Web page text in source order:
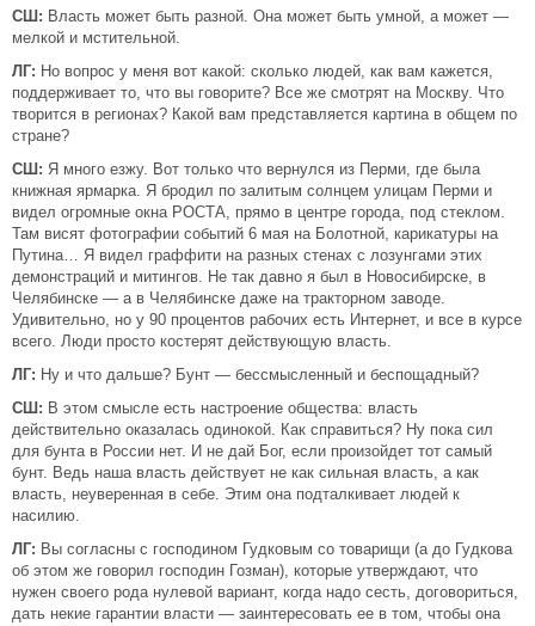
СШ: Власть может быть разной. Она может быть умной, а может —
мелкой и мстительной.
ЛГ: Но вопрос у меня вот какой: сколько людей, как вам кажется,
поддерживает то, что вы говорите? Все же смотрят на Москву. Что
творится в регионах? Какой вам представляется картина в общем по
стране?
СШ: Я много езжу. Вот только что вернулся из Перми, где была
книжная ярмарка. Я бродил по залитым солнцем улицам Перми и
видел огромные окна РОСТА, прямо в центре города, под стеклом.
Там висят фотографии событий 6 мая на Болотной, карикатуры на
Путина… Я видел граффити на разных стенах с лозунгами этих
демонстраций и митингов. Не так давно я был в Новосибирске, в
Челябинске — а в Челябинске даже на тракторном заводе.
Удивительно, но у 90 процентов рабочих есть Интернет, и все в курсе
всего. Люди просто костерят действующую власть.
ЛГ: Ну и что дальше? Бунт — бессмысленный и беспощадный?
СШ: В этом смысле есть настроение общества: власть
действительно оказалась одинокой. Как справиться? Ну пока сил
для бунта в России нет. И не дай Бог, если произойдет тот самый
бунт. Ведь наша власть действует не как сильная власть, а как
власть, неуверенная в себе. Этим она подталкивает людей к
насилию.
ЛГ: Вы согласны с господином Гудковым со товарищи (а до Гудкова
об этом же говорил господин Гозман), которые утверждают, что
нужен своего рода нулевой вариант, когда надо сесть, договориться,
дать некие гарантии власти — заинтересовать ее в том, чтобы она